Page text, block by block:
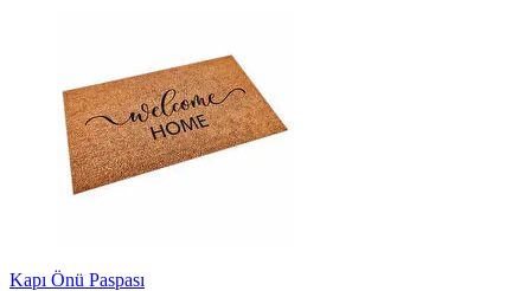
Kapı Önü Paspası